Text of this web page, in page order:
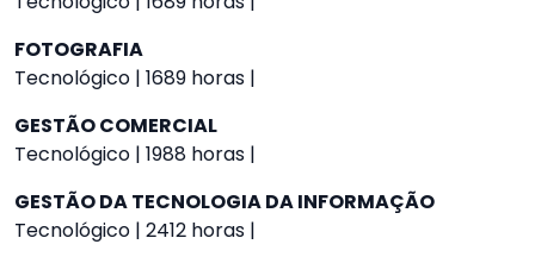
FOTOGRAFIA
Tecnológico | 1689 horas |
GESTÃO COMERCIAL
Tecnológico | 1988 horas |
GESTÃO DA TECNOLOGIA DA INFORMAÇÃO
Tecnológico | 2412 horas |